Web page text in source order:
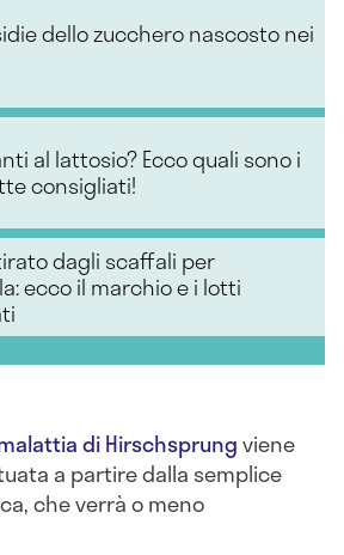
dello zucchero nascosto nei
al lattosio? Ecco quali sono i
consigliati!
dagli scaffali per
ecco il marchio e i lotti
di Hirschsprungviene
a partire dalla semplice
che verrà o meno